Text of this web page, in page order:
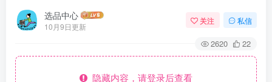
选品中心
10月9日更新
关注 私信
2620 22
隐藏内容，请登录后查看